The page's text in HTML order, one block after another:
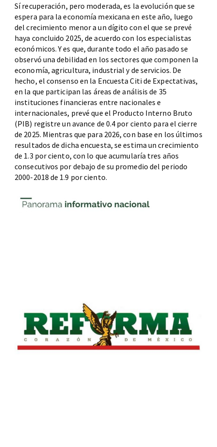
Sí recuperación, pero moderada, es la evolución que se
espera para la economía mexicana en este año, luego
del crecimiento menor a un dígito con el que se prevé
haya concluido 2025, de acuerdo con los especialistas
económicos. Y es que, durante todo el año pasado se
observó una debilidad en los sectores que componen la
economía, agricultura, industrial y de servicios. De
hecho, el consenso en la Encuesta Citi de Expectativas,
en la que participan las áreas de análisis de 35
instituciones financieras entre nacionales e
internacionales, prevé que el Producto Interno Bruto
(PIB) registre un avance de 0.4 por ciento para el cierre
de 2025. Mientras que para 2026, con base en los últimos
resultados de dicha encuesta, se estima un crecimiento
de 1.3 por ciento, con lo que acumularía tres años
consecutivos por debajo de su promedio del periodo
2000-2018 de 1.9 por ciento.